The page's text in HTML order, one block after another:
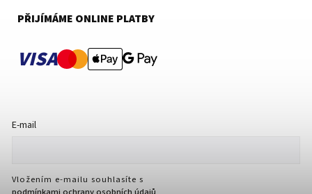
PŘIJÍMÁME ONLINE PLATBY
VISA
E-mail
Vložením e-mailu souhlasíte s